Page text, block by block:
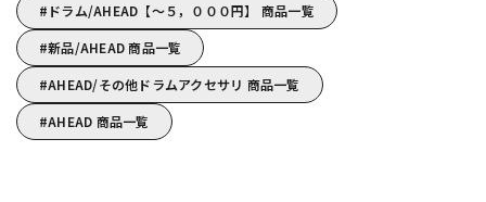
ドラム/AHEAD【～５，０００円】 商品一覧
新品/AHEAD 商品一覧
AHEAD/その他ドラムアクセサリ 商品一覧
AHEAD 商品一覧